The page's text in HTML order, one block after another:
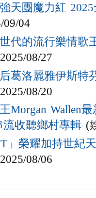
天團魔力紅
09/04
世代的流行樂情歌
08/27
葛洛麗雅伊斯特
08/20
Morgan Wallen
流收聽鄉村專輯 (
」榮耀加持世紀
08/06